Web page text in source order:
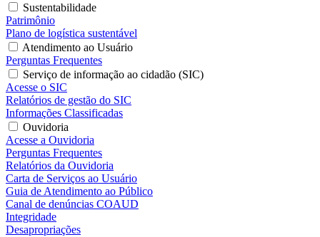
Sustentabilidade
Patrimônio
Plano de logística sustentável
Atendimento ao Usuário
Perguntas Frequentes
Serviço de informação ao cidadão (SIC)
Acesse o SIC
Relatórios de gestão do SIC
Informações Classificadas
Ouvidoria
Acesse a Ouvidoria
Perguntas Frequentes
Relatórios da Ouvidoria
Carta de Serviços ao Usuário
Guia de Atendimento ao Público
Canal de denúncias COAUD
Integridade
Desapropriações